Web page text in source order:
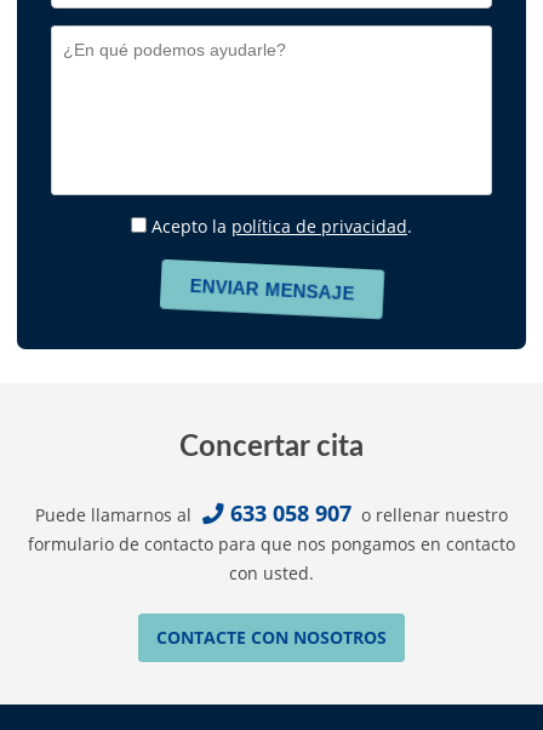
Acepto la política de privacidad.
Concertar cita
Puede llamarnos al 633 058 907 o rellenar nuestro
formulario de contacto para que nos pongamos en contacto
con usted.
CONTACTE CON NOSOTROS